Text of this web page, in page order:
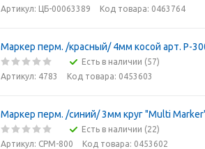
Артикул: ЦБ-00063389
Код товара: 0463764
Маркер перм. /красный/ 4мм косой арт. P-
Есть в наличии (57)
Артикул: 4783
Код товара: 0453603
Маркер перм. /синий/ 3мм круг "Multi
Есть в наличии (22)
Артикул: CPM-800
Код товара: 0453602